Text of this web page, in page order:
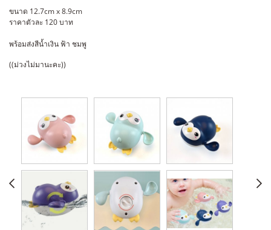
ขนาด 12.7cm x 8.9cm
ราคาตัวละ 120 บาท
พร้อมส่งสีน้ำเงิน ฟ้า ชมพู
((ม่วงไม่มานะคะ))